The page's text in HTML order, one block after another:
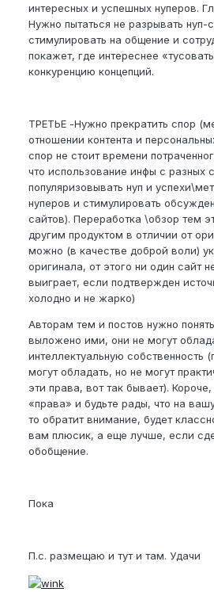
интересных и успешных нуперов.
Нужно пытаться не разрывать нуп-
стимулировать на общение и
покажет, где интереснее
конкуренцию концепций.
ТРЕТЬЕ -Нужно прекратить спор
отношении контента и
спор не стоит времени
что использование инфы с разных
популяризовывать нуп и
нуперов и стимулировать
сайтов). Переработка \обзор тем
другим продуктом в отличии от
можно (в качестве доброй воли)
оригинала, от этого ни один сайт
выиграет, если подтвержден
холодно и не жарко)
Авторам тем и постов нужно
выложено ими, они не могут
интеллектуальную собственность
могут обладать, но не могут
эти права, вот так бывает).
«права» и будьте рады, что на
то обратит внимание, будет
вам плюсик, а еще лучше, если
обобщение.
Пока
П.с. размещаю и тут и там. Удачи